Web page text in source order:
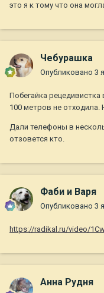
это я к тому что она
Чебурашка
Опубликовано 3
Побегайка
100 метров не
Дали телефоны в
отзовется кто.
Фаби и Варя
Опубликовано 3
https://radikal.ru/video/
Анна Рудня